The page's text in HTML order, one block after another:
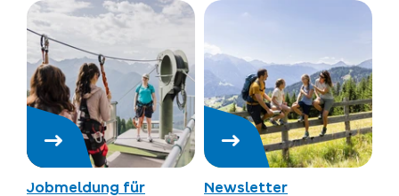
Jobmeldung für
Newsletter